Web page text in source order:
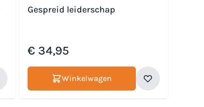
Gespreid leiderschap
€ 34,95
Winkelwagen